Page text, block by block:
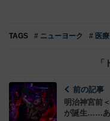
TAGS # ニューヨーク # 医
前の記事
明治神宮前
が誕生……あ